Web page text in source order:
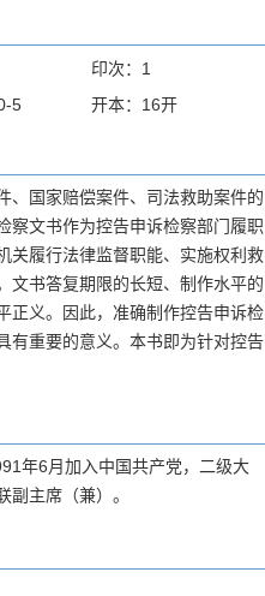
印次：1
5 开本：16开
、国家赔偿案件、司法救助案件的
察文书作为控告申诉检察部门履职
关履行法律监督职能、实施权利救
文书答复期限的长短、制作水平的
正义。因此，准确制作控告申诉检
有重要的意义。本书即为针对控告
年6月加入中国共产党，二级大
主席（兼）。